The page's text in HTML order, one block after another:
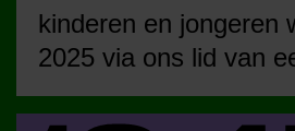
kinderen en jongeren
2025 via ons lid van